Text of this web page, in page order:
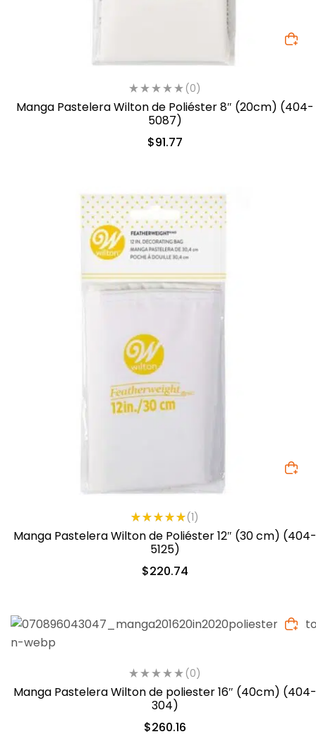
(0)
Manga Pastelera Wilton de Poliéster 8″ (20cm) (404-
5087)
$91.77
Valorad
o con
5.00de
(1)
Manga Pastelera Wilton de Poliéster 12″ (30 cm) (404-
5125)
$220.74
(0)
Manga Pastelera Wilton de poliester 16″ (40cm) (404-
304)
$260.16